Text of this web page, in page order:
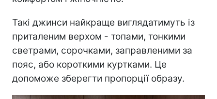
Такі джинси найкраще виглядатимуть із
приталеним верхом - топами, тонкими
светрами, сорочками, заправленими за
пояс, або короткими куртками. Це
допоможе зберегти пропорції образу.